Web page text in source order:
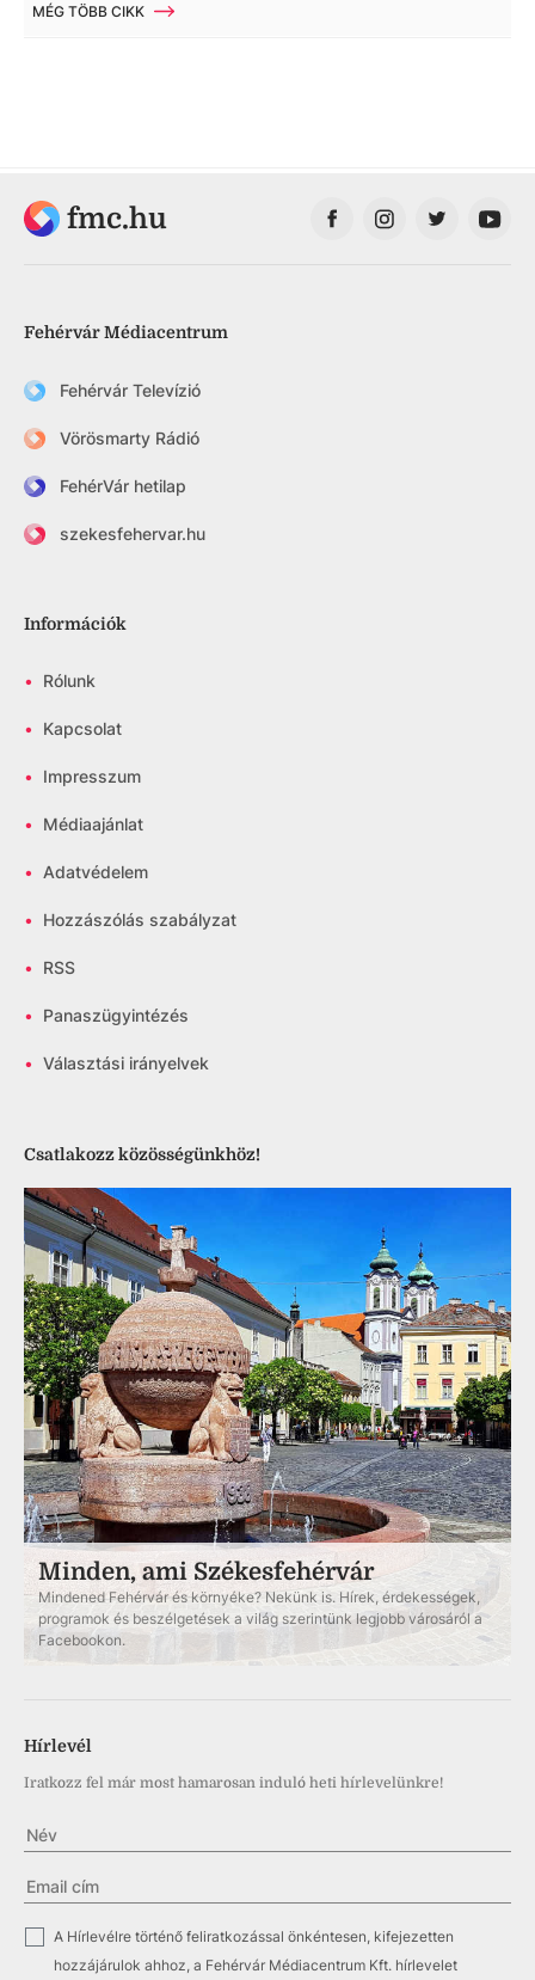
MÉG TÖBB CIKK
fmc.hu
Fehérvár Médiacentrum
Fehérvár Televízió
Vörösmarty Rádió
FehérVár hetilap
szekesfehervar.hu
Információk
• Rólunk
• Kapcsolat
• Impresszum
• Médiaajánlat
• Adatvédelem
• Hozzászólás szabályzat
• RSS
• Panaszügyintézés
• Választási irányelvek
Csatlakozz közösségünkhöz!
Minden, ami Székesfehérvár
Mindened Fehérvár és környéke? Nekünk is. Hírek, érdekességek,
programok és beszélgetések a világ szerintünk legjobb városáról a
Facebookon.
Hírlevél
Iratkozz fel már most hamarosan induló heti hírlevelünkre!
✓
A Hírlevélre történő feliratkozással önkéntesen, kifejezetten
hozzájárulok ahhoz, a Fehérvár Médiacentrum Kft. hírlevelet